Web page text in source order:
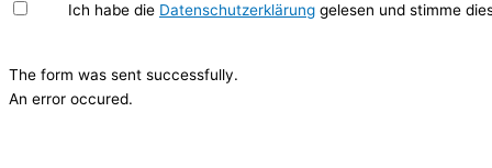
Ich habe die Datenschutzerklärung gelesen und stimme
The form was sent successfully.
An error occured.